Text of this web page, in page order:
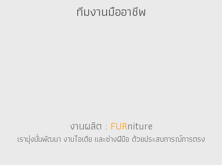
ทีมงานมืออาชีพ
งานผลิต : FURniture
เรามุ่งมั่นพัฒนา งานไอเดีย และช่างฝีมือ ด้วยประสบการณ์การตรง
งานผลิต : FURniture
เรามุ่งมั่นพัฒนา งานไอเดีย และช่างฝีมือ ด้วยประสบการณ์การตรง